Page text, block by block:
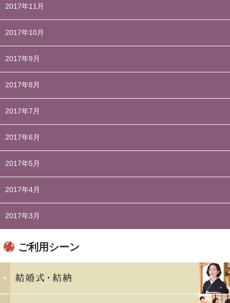
2017年11月
2017年10月
2017年9月
2017年8月
2017年7月
2017年6月
2017年5月
2017年4月
2017年3月
ご利用シーン